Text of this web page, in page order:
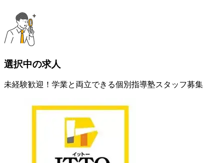
選択中の求人
未経験歓迎！学業と両立できる個別指導塾スタッフ募集